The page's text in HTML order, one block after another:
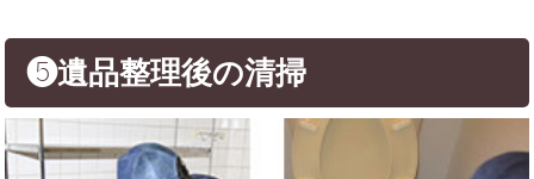
❺遺品整理後の清掃